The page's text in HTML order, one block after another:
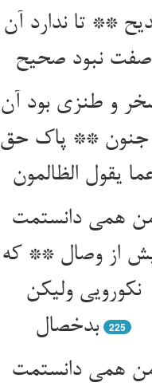
** تا ندارد آن
صفت نبود صحیح
و طنزی بود آن
جنون ** پاک حق
یقول الظالمون
همی دانستمت
از وصال ** که
نکورویی ولیکن
بدخصال
225
همی دانستمت